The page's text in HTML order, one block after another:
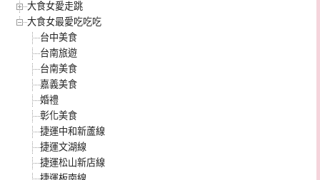
大食女愛走跳
大食女最愛吃吃吃
台中美食
台南旅遊
台南美食
嘉義美食
婚禮
彰化美食
捷運中和新蘆線
捷運文湖線
捷運松山新店線